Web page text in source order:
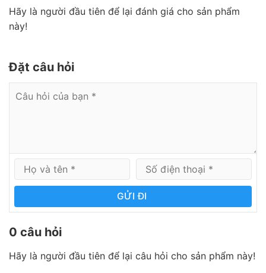
Hãy là người đầu tiên để lại đánh giá cho sản phẩm
này!
Đặt câu hỏi
GỬI ĐI
0 câu hỏi
Hãy là người đầu tiên để lại câu hỏi cho sản phẩm này!